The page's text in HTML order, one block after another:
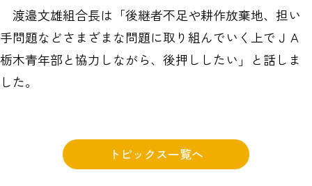
渡邉文雄組合長は「後継者不足や耕作放棄地、担い
手問題などさまざまな問題に取り組んでいく上でＪＡ
栃木青年部と協力しながら、後押ししたい」と話しま
した。
トピックス一覧へ